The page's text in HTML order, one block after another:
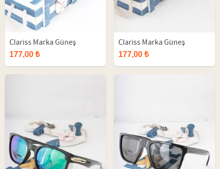
Clariss Marka Güneş
Gözlüğü
177,00 ₺
Clariss Marka Güneş
Gözlüğü
177,00 ₺